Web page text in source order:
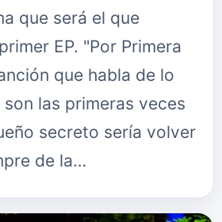
que será el que
EP. "Por Primera
que habla de lo
las primeras veces
secreto sería volver
de la…